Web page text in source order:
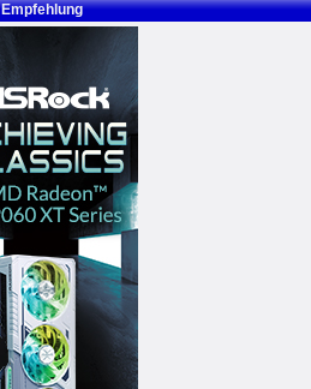
Empfehlung